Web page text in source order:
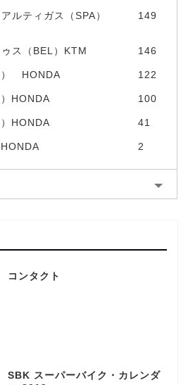
ルティガス（SPA）
149
ス（BEL）KTM 146
） HONDA 122
HONDA 100
HONDA 41
2
コンタクト
SBK スーパーバイク・カレンダ